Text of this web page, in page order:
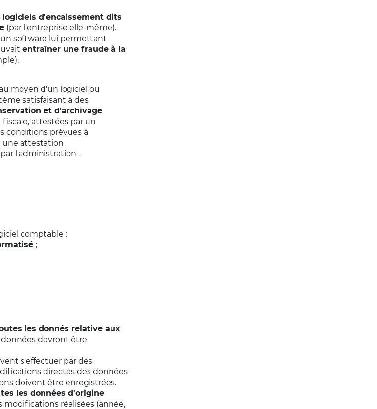
logiciels d'encaissement dits
(par l'entreprise elle-même).
software lui permettant
entraîner une fraude à la
moyen d'un logiciel ou
satisfaisant à des
et d'archivage
attestées par un
conditions prévues à
une attestation
l'administration -
comptable ;
;
les donnés relative aux
devront être
s'effectuer par des
directes des données
doivent être enregistrées.
les données d'origine
réalisées (année,